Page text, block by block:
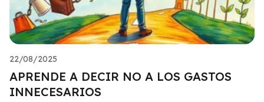
22/08/2025
APRENDE A DECIR NO A LOS GASTOS
INNECESARIOS